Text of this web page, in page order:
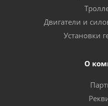
Двигатели и
Установки
О